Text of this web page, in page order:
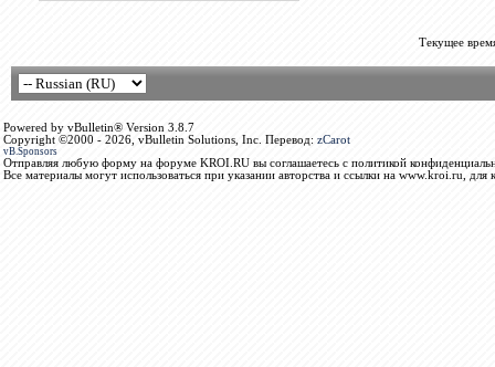
Текущее
Powered by vBulletin® Version 3.8.7
Copyright ©2000 - 2026, vBulletin Solutions, Inc. Перевод: zCarot
vB.Sponsors
Отправляя любую форму на форуме KROI.RU вы соглашаетесь с политикой
Все материалы могут использоваться при указании авторства и ссылки на www.kroi.ru, для